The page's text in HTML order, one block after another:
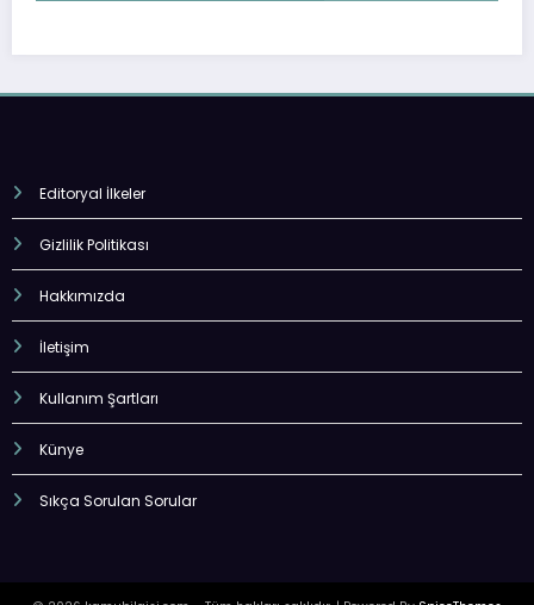
Editoryal İlkeler
Gizlilik Politikası
Hakkımızda
İletişim
Kullanım Şartları
Künye
Sıkça Sorulan Sorular